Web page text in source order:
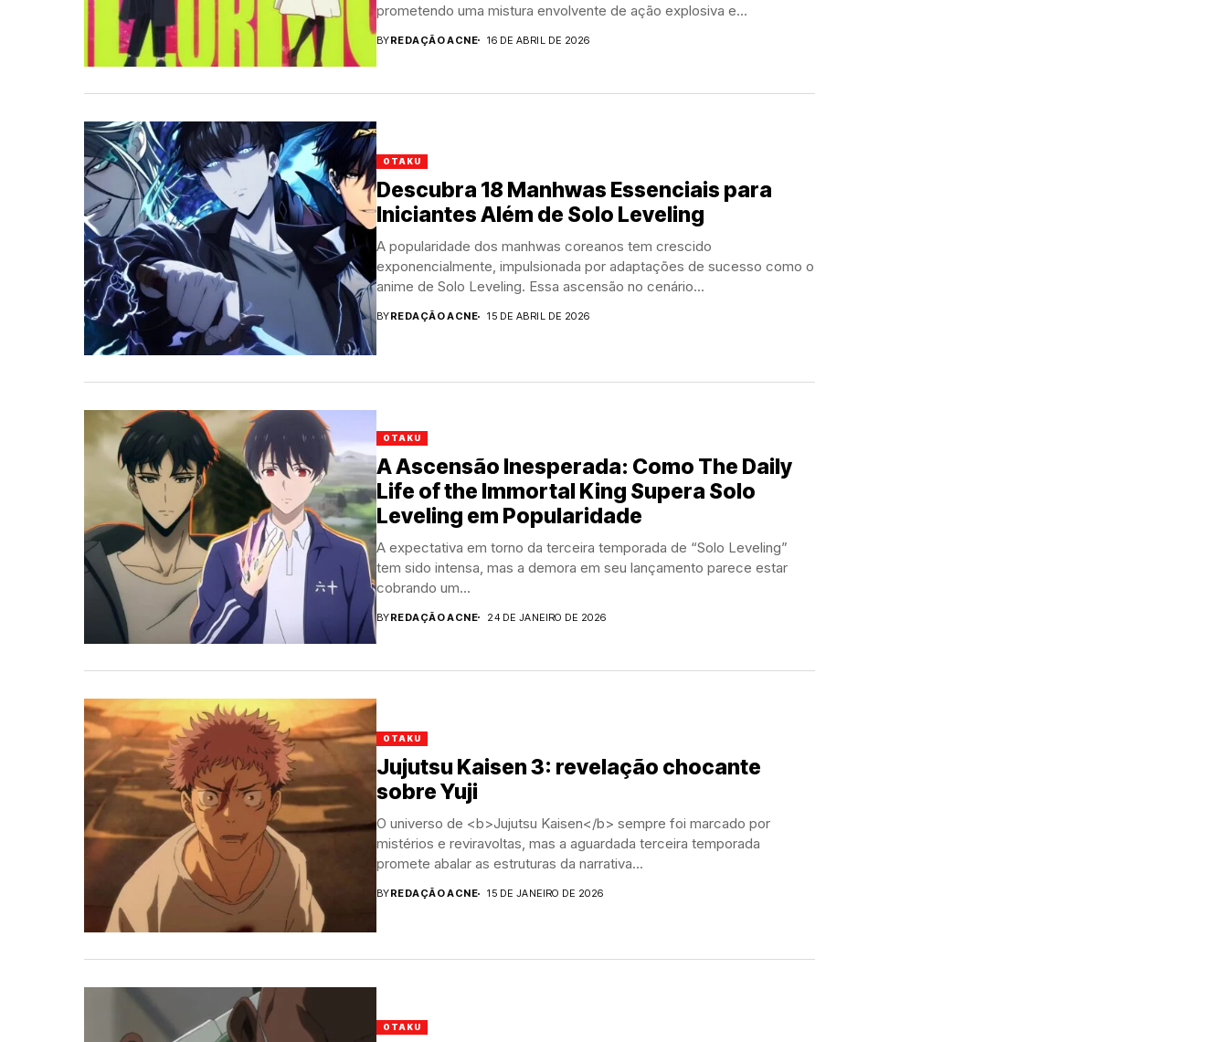
prometendo uma mistura envolvente de ação explosiva e...
BYREDAÇÃO ACNE 16 DE ABRIL DE 2026
OTAKU
Descubra 18 Manhwas Essenciais para
Iniciantes Além de Solo Leveling
A popularidade dos manhwas coreanos tem crescido
exponencialmente, impulsionada por adaptações de sucesso como o
anime de Solo Leveling. Essa ascensão no cenário...
BYREDAÇÃO ACNE 15 DE ABRIL DE 2026
OTAKU
A Ascensão Inesperada: Como The Daily
Life of the Immortal King Supera Solo
Leveling em Popularidade
A expectativa em torno da terceira temporada de “Solo Leveling”
tem sido intensa, mas a demora em seu lançamento parece estar
cobrando um...
BYREDAÇÃO ACNE 24 DE JANEIRO DE 2026
OTAKU
Jujutsu Kaisen 3: revelação chocante
sobre Yuji
O universo de <b>Jujutsu Kaisen</b> sempre foi marcado por
mistérios e reviravoltas, mas a aguardada terceira temporada
promete abalar as estruturas da narrativa...
BYREDAÇÃO ACNE 15 DE JANEIRO DE 2026
OTAKU